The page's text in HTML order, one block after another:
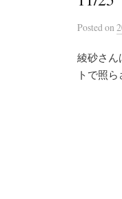
Postedon
綾砂さ
トで照